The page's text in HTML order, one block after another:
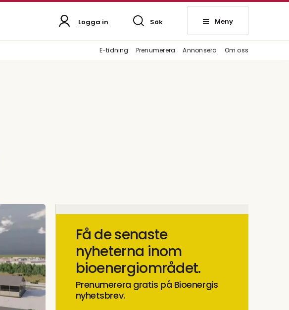
Logga in Sök Meny
E-tidning Prenumerera Annonsera Om oss
Få de senaste
nyheterna inom
bioenergiområdet.
Prenumerera gratis på Bioenergis
nyhetsbrev.